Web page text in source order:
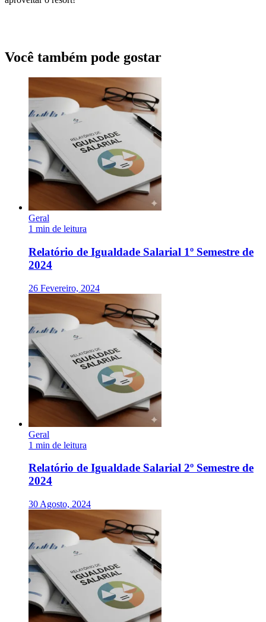
Você também pode gostar
Geral
1 min de leitura
Relatório de Igualdade Salarial 1º Semestre de
2024
26 Fevereiro, 2024
Geral
1 min de leitura
Relatório de Igualdade Salarial 2º Semestre de
2024
30 Agosto, 2024